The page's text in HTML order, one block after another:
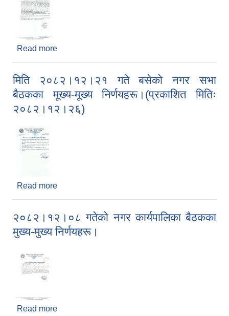
Read more
मिति २०८२।१२।२१ गते बसेको नगर सभा
बैठकका मूख्य-मूख्य निर्णयहरू।(प्रकाशित मितिः
२०८२।१२।२६)
Read more
२०८२।१२।०८ गतेको नगर कार्यपालिका बैठकका
मुख्य-मुख्य निर्णयहरू।
Read more